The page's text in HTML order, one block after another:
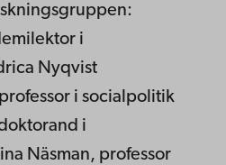
i
Nyqvist
i socialpolitik
i
Näsman, professor